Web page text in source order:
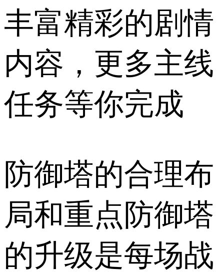
丰富精彩的剧情
内容，更多主线
任务等你完成
防御塔的合理布
局和重点防御塔
的升级是每场战